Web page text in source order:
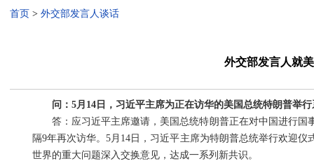
首页 > 外交部发言人谈话
外交部发言人就
问：5月14日，习近平主席为正在访华的美国总统特朗普举
答：应习近平主席邀请，美国总统特朗普正在对中国进行
隔9年再次访华。5月14日，习近平主席为特朗普总统举行欢迎
世界的重大问题深入交换意见，达成一系列新共识。